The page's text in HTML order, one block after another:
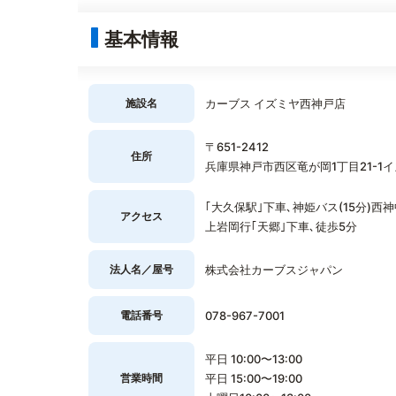
基本情報
施設名 カーブス イズミヤ西神戸店
住所
〒651-2412
兵庫県神戸市西区竜が岡1丁目21-1
アクセス
｢大久保駅｣下車､神姫バス(15分)西
上岩岡行｢天郷｣下車､徒歩5分
法人名／屋号 株式会社カーブスジャパン
電話番号 078-967-7001
営業時間
平日 10:00〜13:00
平日 15:00〜19:00